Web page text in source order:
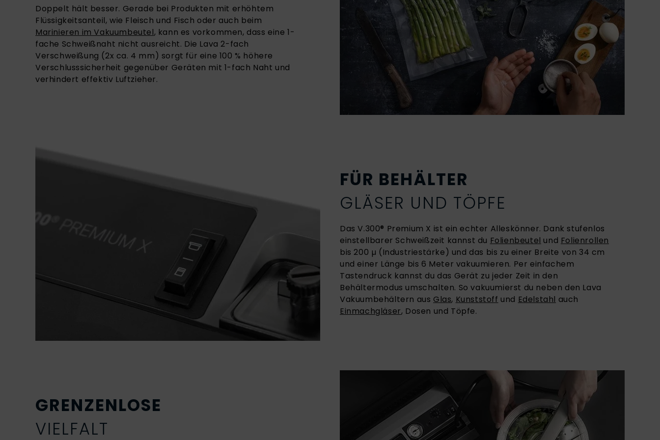
Doppelt hält besser. Gerade bei Produkten mit erhöhtem
Flüssigkeitsanteil, wie Fleisch und Fisch oder auch beim
Marinieren im Vakuumbeutel, kann es vorkommen, dass eine 1-
fache Schweißnaht nicht ausreicht. Die Lava 2-fach
Verschweißung (2x ca. 4 mm) sorgt für eine 100 % höhere
Verschlusssicherheit gegenüber Geräten mit 1-fach Naht und
verhindert effektiv Luftzieher.
FÜR BEHÄLTER
GLÄSER UND TÖPFE
Das V.300® Premium X ist ein echter Alleskönner. Dank stufenlos
einstellbarer Schweißzeit kannst du Folienbeutel und Folienrollen
bis 200 µ (Industriestärke) und das bis zu einer Breite von 34 cm
und einer Länge bis 6 Meter vakuumieren. Per einfachem
Tastendruck kannst du das Gerät zu jeder Zeit in den
Behältermodus umschalten. So vakuumierst du neben den Lava
Vakuumbehältern aus Glas, Kunststoff und Edelstahl auch
Einmachgläser, Dosen und Töpfe.
GRENZENLOSE
VIELFALT